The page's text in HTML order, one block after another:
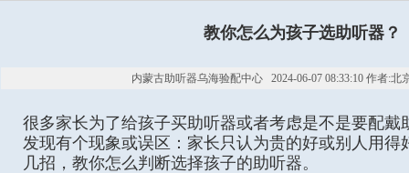
教你怎么为孩子选助听器？
内蒙古助听器乌海验配中心 2024-06-07 08:33:10 作者:北
很多家长为了给孩子买助听器或者考虑是不是要配戴
发现有个现象或误区：家长只认为贵的好或别人用得
几招，教你怎么判断选择孩子的助听器。